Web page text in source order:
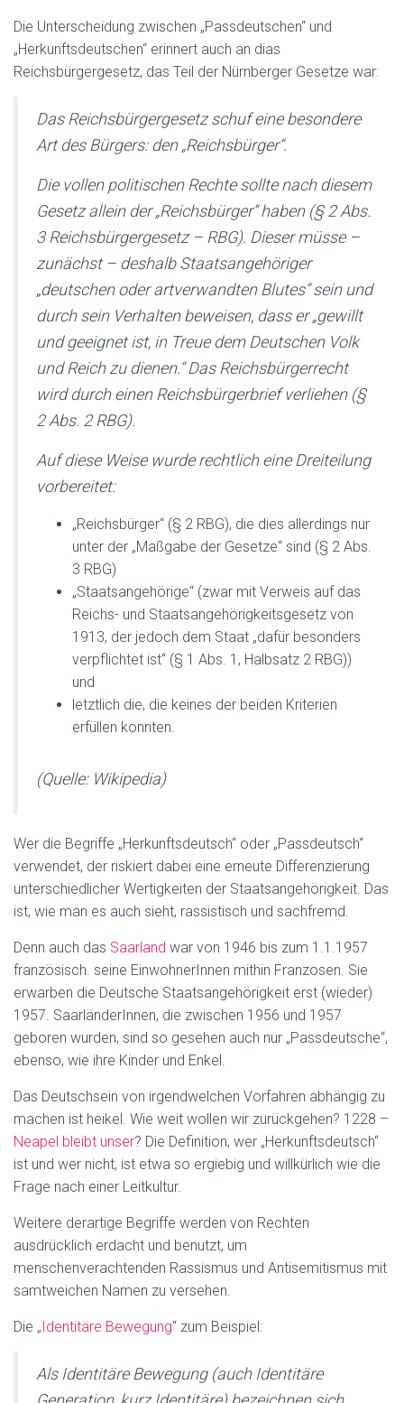
Die Unterscheidung zwischen „Passdeutschen“ und
„Herkunftsdeutschen“ erinnert auch an dias
Reichsbürgergesetz, das Teil der Nürnberger Gesetze war:
Das Reichsbürgergesetz schuf eine besondere
Art des Bürgers: den „Reichsbürger“.
Die vollen politischen Rechte sollte nach diesem
Gesetz allein der „Reichsbürger“ haben (§ 2 Abs.
3 Reichsbürgergesetz – RBG). Dieser müsse –
zunächst – deshalb Staatsangehöriger
„deutschen oder artverwandten Blutes“ sein und
durch sein Verhalten beweisen, dass er „gewillt
und geeignet ist, in Treue dem Deutschen Volk
und Reich zu dienen.“ Das Reichsbürgerrecht
wird durch einen Reichsbürgerbrief verliehen (§
2 Abs. 2 RBG).
Auf diese Weise wurde rechtlich eine Dreiteilung
vorbereitet:
„Reichsbürger“ (§ 2 RBG), die dies allerdings nur
unter der „Maßgabe der Gesetze“ sind (§ 2 Abs.
3 RBG)
„Staatsangehörige“ (zwar mit Verweis auf das
Reichs- und Staatsangehörigkeitsgesetz von
1913, der jedoch dem Staat „dafür besonders
verpflichtet ist“ (§ 1 Abs. 1, Halbsatz 2 RBG))
und
letztlich die, die keines der beiden Kriterien
erfüllen konnten.
(Quelle: Wikipedia)
Wer die Begriffe „Herkunftsdeutsch“ oder „Passdeutsch“
verwendet, der riskiert dabei eine erneute Differenzierung
unterschiedlicher Wertigkeiten der Staatsangehörigkeit. Das
ist, wie man es auch sieht, rassistisch und sachfremd.
Denn auch das Saarland war von 1946 bis zum 1.1.1957
französisch. seine EinwohnerInnen mithin Franzosen. Sie
erwarben die Deutsche Staatsangehörigkeit erst (wieder)
1957. SaarländerInnen, die zwischen 1956 und 1957
geboren wurden, sind so gesehen auch nur „Passdeutsche“,
ebenso, wie ihre Kinder und Enkel.
Das Deutschsein von irgendwelchen Vorfahren abhängig zu
machen ist heikel. Wie weit wollen wir zurückgehen? 1228 –
Neapel bleibt unser? Die Definition, wer „Herkunftsdeutsch“
ist und wer nicht, ist etwa so ergiebig und willkürlich wie die
Frage nach einer Leitkultur.
Weitere derartige Begriffe werden von Rechten
ausdrücklich erdacht und benutzt, um
menschenverachtenden Rassismus und Antisemitismus mit
samtweichen Namen zu versehen.
Die „Identitäre Bewegung“ zum Beispiel:
Als Identitäre Bewegung (auch Identitäre